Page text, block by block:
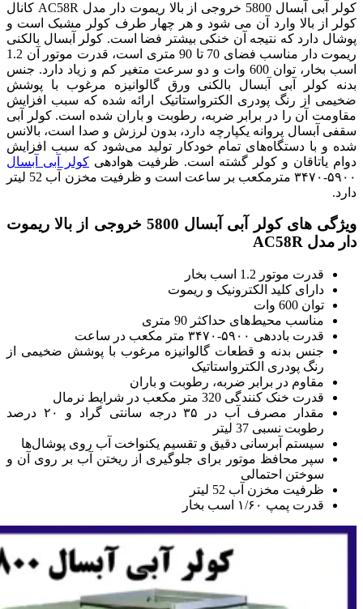
کولر آبی آبسال 5800 خروجی از بالا ریموت دار مدل AC58R کانال
کولر از بالا وارد آن می شود و هر چهار طرف کولر مشبک است و
پوشال دارد که نتیجه آن خنکی بیشتر فضا است. کولر آبسال بالکنی
ریموت دار مناسب فضای 70 تا 90 متری است، قدرت موتور آن 1.2
اسب بخار، توان 600 وات و دو سرعت متغیر کم و زیاد دارد. جنس
بدنه کولر آبی آبسال بالکنی ورق گالوانیزه مرغوب با پوشش
ضخیمی از رنگ پودری الکترواستاتیک ارائه شده که سبب افزایش
مقاومت آن را در برابر ضربه، رطوبت و باران شده است. کولر آبی
سقفی آبسال پروانه یکپارچه دارد، بدون لرزش و صدا است، بالانس
شده و با دستگاه‌های تمام خودکار تولید می‌شود که سبب افزایش
دوام یاتاقان و کولر گشته است. ظرفیت هوادهی کولر آبی آبسال
۵۹۰۰-۳۴۷۰ مترمکعب بر ساعت است و ظرفیت مخزن آب 52 لیتر
دارد.
ویژگی های کولر آبی آبسال 5800 خروجی از بالا ریموت
دار مدل AC58R
قدرت موتور 1.2 اسب بخار
دارای کلید الکترونیک و ریموت
توان 600 وات
مناسب محیط‌های حداکثر 90 متری
قدرت باددهی ۵۹۰۰-۳۴۷۰ متر مکعب در ساعت
جنس بدنه و قطعات گالوانیزه مرغوب با پوشش ضخیمی از
رنگ پودری الکترواستاتیک
مقاوم در برابر ضربه، رطوبت و باران
قدرت خنک کنندگی 320 متر مکعب در شرایط نرمال
مقدار مصرف آب در ۳۵ درجه سانتی گراد و ۲۰ درصد
رطوبت نسبی 37 لیتر
سیستم آبرسانی دقیق و تقسیم یکنواخت آب روی پوشال‌ها
سپر محافظ موتور برای جلوگیری از ریختن آب بر روی آن و
سوختن احتمالی
ظرفیت مخزن آب 52 لیتر
قدرت پمپ ۱/۶۰ اسب بخار